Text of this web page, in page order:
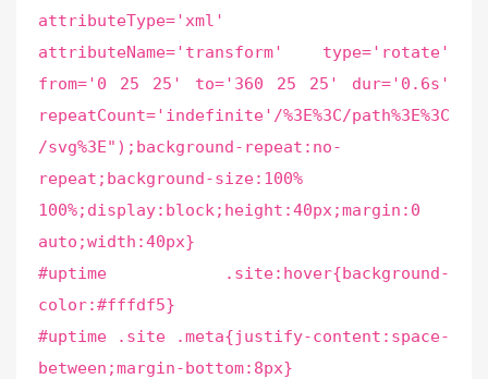
attributeType='xml'
attributeName='transform' type='rotate'
from='0 25 25' to='360 25 25' dur='0.6s'
repeatCount='indefinite'/%3E%3C/path%3E%3C
/svg%3E");background-repeat:no-
repeat;background-size:100%
100%;display:block;height:40px;margin:0
auto;width:40px}
#uptime .site:hover{background-
color:#fffdf5}
#uptime .site .meta{justify-content:space-
between;margin-bottom:8px}